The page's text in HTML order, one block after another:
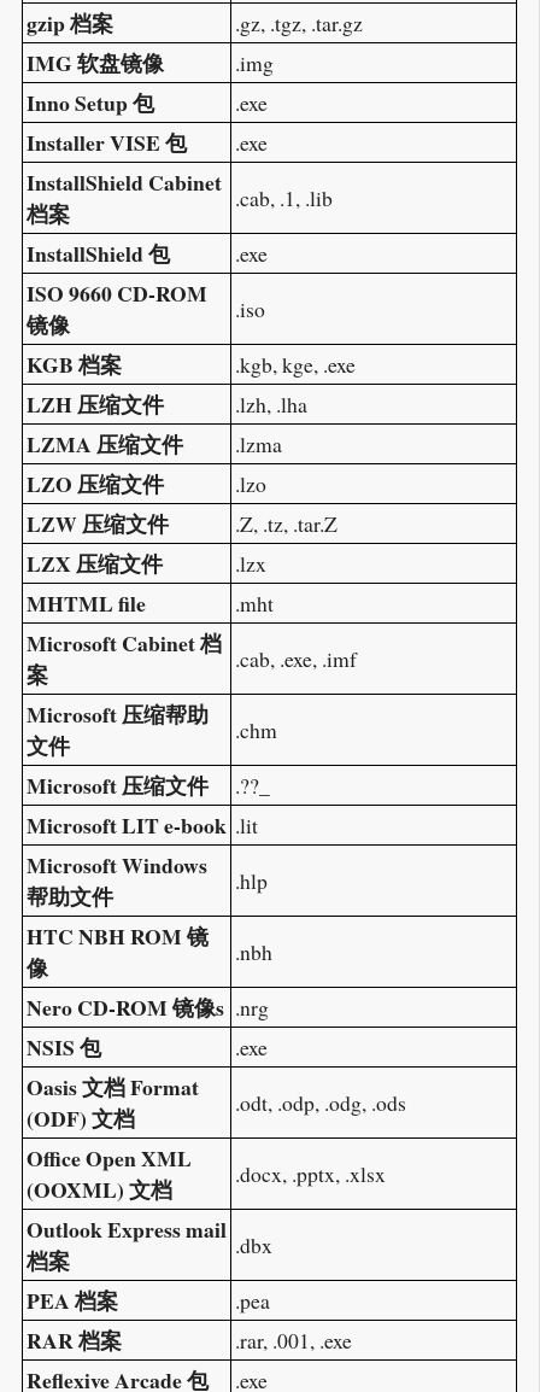
gzip 档案 .gz, .tgz, .tar.gz
IMG 软盘镜像 .img
Inno Setup 包 .exe
Installer VISE 包 .exe
InstallShield Cabinet
档案
.cab, .1, .lib
InstallShield 包 .exe
ISO 9660 CD-ROM
镜像
.iso
KGB 档案 .kgb, kge, .exe
LZH 压缩文件 .lzh, .lha
LZMA 压缩文件 .lzma
LZO 压缩文件 .lzo
LZW 压缩文件 .Z, .tz, .tar.Z
LZX 压缩文件 .lzx
MHTML file .mht
Microsoft Cabinet 档
案
.cab, .exe, .imf
Microsoft 压缩帮助
文件
.chm
Microsoft 压缩文件 .??_
Microsoft LIT e-book .lit
Microsoft Windows
帮助文件
.hlp
HTC NBH ROM 镜
像
.nbh
Nero CD-ROM 镜像s .nrg
NSIS 包 .exe
Oasis 文档 Format
(ODF) 文档
.odt, .odp, .odg, .ods
Office Open XML
(OOXML) 文档
.docx, .pptx, .xlsx
Outlook Express mail
档案
.dbx
PEA 档案 .pea
RAR 档案 .rar, .001, .exe
Reflexive Arcade 包 .exe